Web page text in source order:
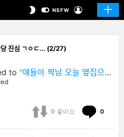
SWITCHNSFW
진심 ㄱㅇㄷ... (2/27)
to "얘들아 짝남 오늘 옆집으로 이사왔당 진심 ㄱㅇㄷ…"
0 좋아요 0